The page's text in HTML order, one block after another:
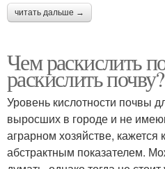
читать дальше →
Чем раскислить
раскислить почву?
Уровень кислотности почвы
выросших в городе и не
аграрном хозяйстве, кажется
абстрактным показателем.